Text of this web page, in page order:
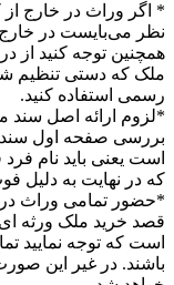
* اگر وراث در خارج
نظر می‌بایست در خارج
همچنین توجه کنید از
ملک که دستی تنظیم
رسمی استفاده کنید.
*لزوم ارائه اصل سند
بررسی صفحه اول سند
است یعنی باید نام
که در نهایت به دلیل
*حضور تمامی وراث در
قصد خرید ملک ورثه ای
است که توجه نمایید
باشند. در غیر این